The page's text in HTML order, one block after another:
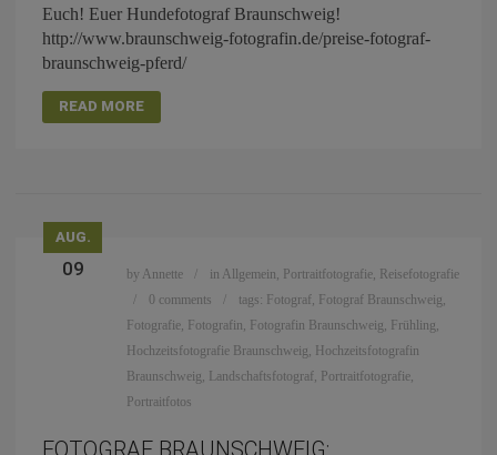
Euch! Euer Hundefotograf Braunschweig!
http://www.braunschweig-fotografin.de/preise-fotograf-
braunschweig-pferd/
READ MORE
AUG.
09 by Annette in Allgemein, Portraitfotografie, Reisefotografie
0 comments
tags: Fotograf, Fotograf Braunschweig,
Fotografie, Fotografin, Fotografin Braunschweig, Frühling,
Hochzeitsfotografie Braunschweig,
Hochzeitsfotografin
Braunschweig, Landschaftsfotograf, Portraitfotografie,
Portraitfotos
FOTOGRAF BRAUNSCHWEIG: